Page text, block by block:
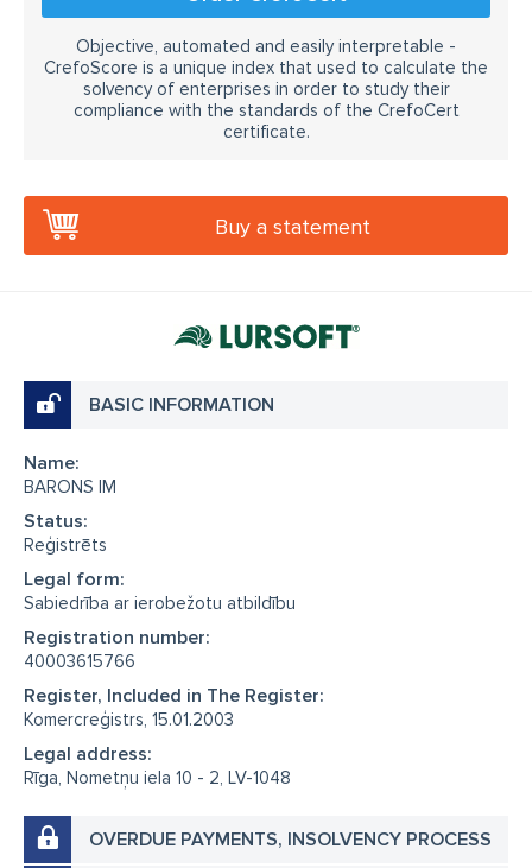
Objective, automated and easily interpretable -
CrefoScore is a unique index that used to calculate the
solvency of enterprises in order to study their
compliance with the standards of the CrefoCert
certificate.
Buy a statement
BASIC INFORMATION
Name:
BARONS IM
Status:
Reģistrēts
Legal form:
Sabiedrība ar ierobežotu atbildību
Registration number:
40003615766
Register, Included in The Register:
Komercreģistrs, 15.01.2003
Legal address:
Rīga, Nometņu iela 10 - 2, LV-1048
OVERDUE PAYMENTS, INSOLVENCY PROCESS